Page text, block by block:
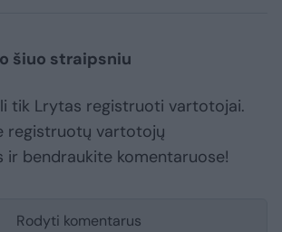
šiuo straipsniu
tik Lrytas registruoti vartotojai.
registruotų vartotojų
ir bendraukite komentaruose!
Rodyti komentarus